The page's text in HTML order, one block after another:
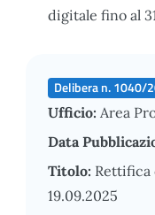
digitale fino al
Delibera n. 1040/
Ufficio: Area
Data
Titolo: Rettifica
19.09.2025